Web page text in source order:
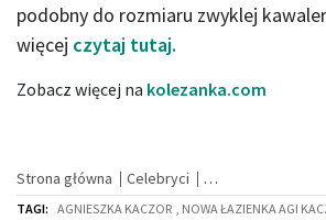
podobny do rozmiaru zwyklej
więcej czytaj tutaj.
Zobacz więcej na kolezanka.com
Strona główna Celebryci
TAGI: AGNIESZKA KACZOR , NOWA ŁAZIENKA AGI